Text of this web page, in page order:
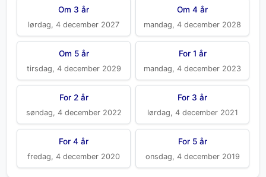
Om 3 år
lørdag, 4 december 2027
Om 4 år
mandag, 4 december 2028
Om 5 år
tirsdag, 4 december 2029
For 1 år
mandag, 4 december 2023
For 2 år
søndag, 4 december 2022
For 3 år
lørdag, 4 december 2021
For 4 år
fredag, 4 december 2020
For 5 år
onsdag, 4 december 2019